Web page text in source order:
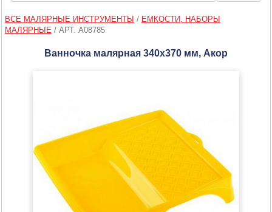
ВСЕ МАЛЯРНЫЕ ИНСТРУМЕНТЫ / ЕМКОСТИ, НАБОРЫ
МАЛЯРНЫЕ / АРТ. A08785
Ванночка малярная 340х370 мм, Акор